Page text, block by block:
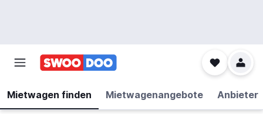
Mietwagen finden Mietwagenangebote Anbieter